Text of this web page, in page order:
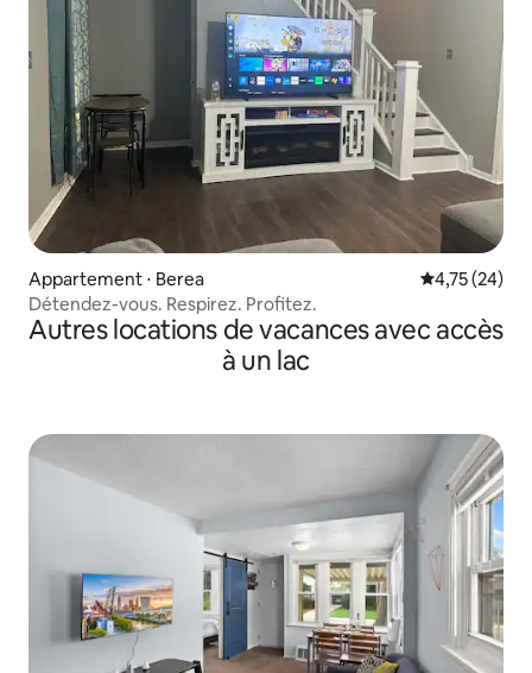
Appartement ⋅ Berea Évaluation
4,75 (24)
Détendez-vous. Respirez. Profitez.
Autres locations de vacances avec accès
à un lac